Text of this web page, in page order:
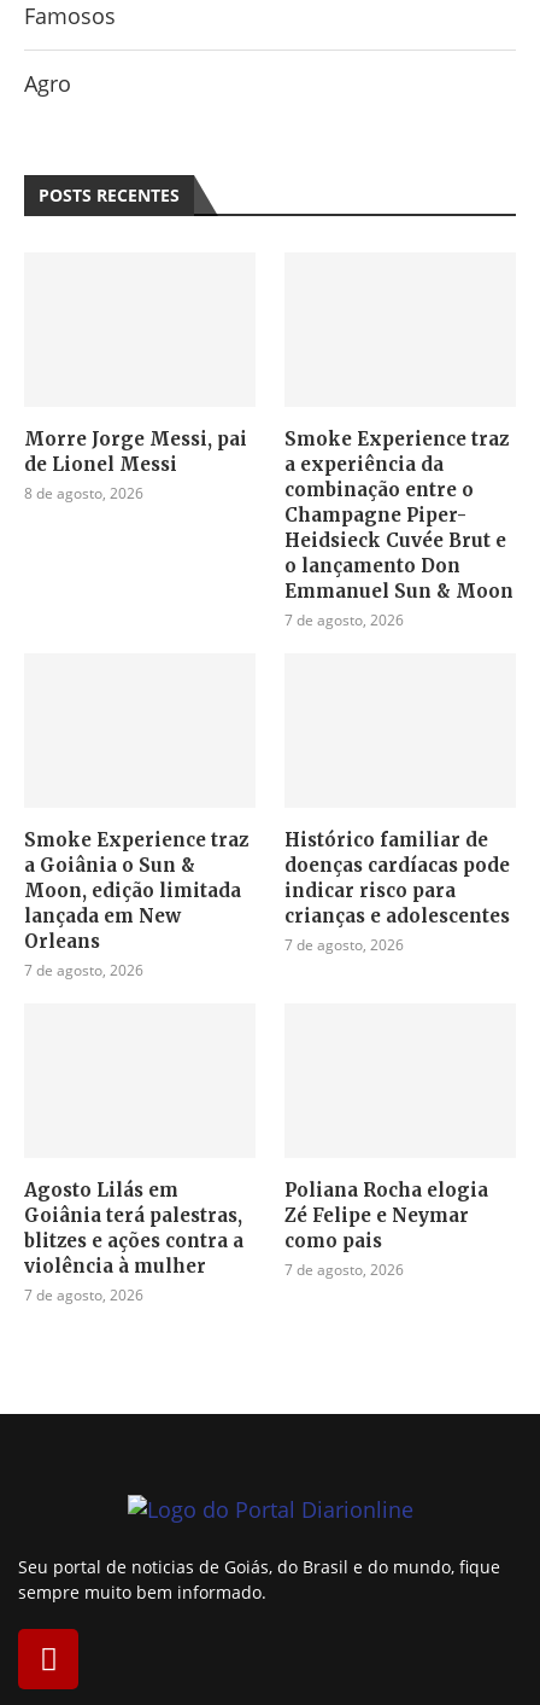
Famosos
Agro
POSTS RECENTES
Morre Jorge Messi, pai
de Lionel Messi
8 de agosto, 2026
Smoke Experience traz
a experiência da
combinação entre o
Champagne Piper-
Heidsieck Cuvée Brut e
o lançamento Don
Emmanuel Sun & Moon
7 de agosto, 2026
Smoke Experience traz
a Goiânia o Sun &
Moon, edição limitada
lançada em New
Orleans
7 de agosto, 2026
Histórico familiar de
doenças cardíacas pode
indicar risco para
crianças e adolescentes
7 de agosto, 2026
Agosto Lilás em
Goiânia terá palestras,
blitzes e ações contra a
violência à mulher
7 de agosto, 2026
Poliana Rocha elogia
Zé Felipe e Neymar
como pais
7 de agosto, 2026
Seu portal de noticias de Goiás, do Brasil e do mundo, fique
sempre muito bem informado.